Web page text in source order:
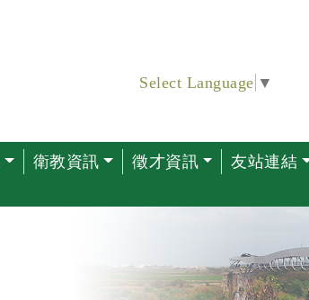
Select Language ▼
衛教資訊 徵才資訊 友站連結